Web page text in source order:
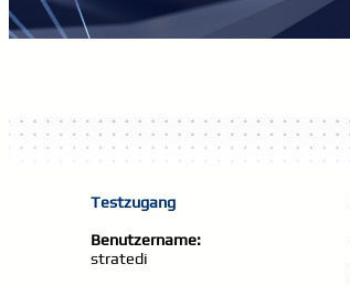
Testzugang
Benutzername:
stratedi